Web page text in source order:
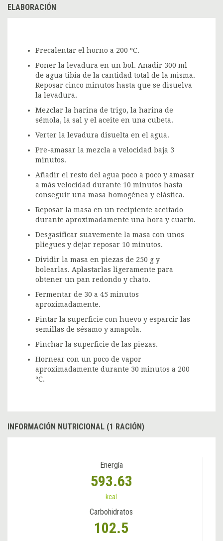
ELABORACIÓN
Precalentar el horno a 200 ºC.
Poner la levadura en un bol. Añadir 300 ml
de agua tibia de la cantidad total de la misma.
Reposar cinco minutos hasta que se disuelva
la levadura.
Mezclar la harina de trigo, la harina de
sémola, la sal y el aceite en una cubeta.
Verter la levadura disuelta en el agua.
Pre-amasar la mezcla a velocidad baja 3
minutos.
Añadir el resto del agua poco a poco y amasar
a más velocidad durante 10 minutos hasta
conseguir una masa homogénea y elástica.
Reposar la masa en un recipiente aceitado
durante aproximadamente una hora y cuarto.
Desgasificar suavemente la masa con unos
pliegues y dejar reposar 10 minutos.
Dividir la masa en piezas de 250 g y
bolearlas. Aplastarlas ligeramente para
obtener un pan redondo y chato.
Fermentar de 30 a 45 minutos
aproximadamente.
Pintar la superficie con huevo y esparcir las
semillas de sésamo y amapola.
Pinchar la superficie de las piezas.
Hornear con un poco de vapor
aproximadamente durante 30 minutos a 200
ºC.
INFORMACIÓN NUTRICIONAL (1 RACIÓN)
Energía
593.63
kcal
Carbohidratos
102.5